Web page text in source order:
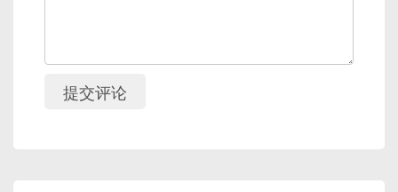
提交评论